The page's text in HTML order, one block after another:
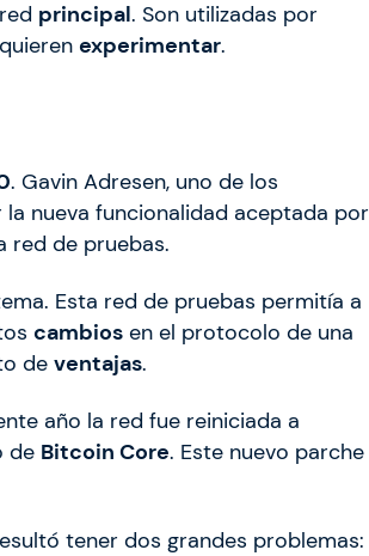
principal. Son utilizadas por
experimentar.
. Gavin Adresen, uno de los
nueva funcionalidad aceptada por
red de pruebas.
Esta red de pruebas permitía a
cambios en el protocolo de una
de ventajas.
año la red fue reiniciada a
de Bitcoin Core. Este nuevo parche
tener dos grandes problemas: